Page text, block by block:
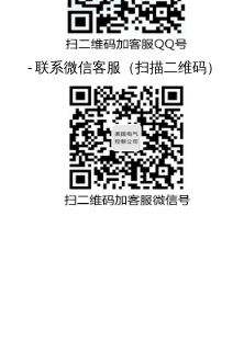
- 联系微信客服（扫描二维码）